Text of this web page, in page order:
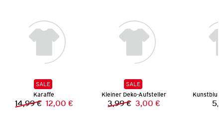
SALE
Karaffe
Vorheriger Preis:
14,99 € Neuer Preis:
12,00 €
SALE
Kleiner Deko-Aufsteller
Vorheriger Preis:
3,99 € Neuer Preis:
3,00 €